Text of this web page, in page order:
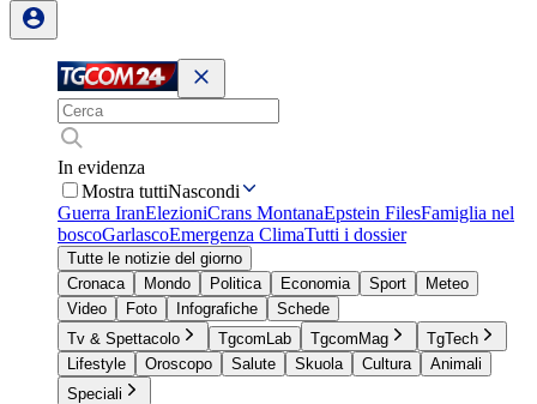
In evidenza
Mostra tuttiNascondi
Guerra IranElezioniCrans MontanaEpstein FilesFamiglia nel
boscoGarlascoEmergenza ClimaTutti i dossier
Tutte le notizie del giorno
Cronaca
Mondo Politica Economia Sport
Meteo
Video
Foto Infografiche
Schede
Tv & Spettacolo
TgcomLab TgcomMag
TgTech
Lifestyle
Oroscopo Salute Skuola Cultura
Animali
Speciali